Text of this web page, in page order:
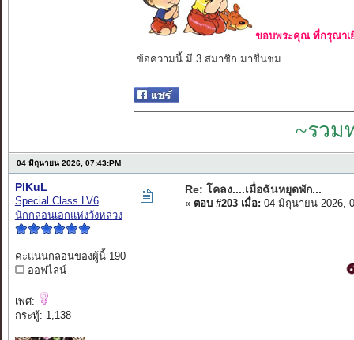
ขอบพระคุณ ที่กรุณาเ
ข้อความนี้ มี 3 สมาชิก มาชื่นชม
~รวม
04 มิถุนายน 2026, 07:43:PM
PIKuL
Special Class LV6
นักกลอนเอกแห่งวังหลวง
คะแนนกลอนของผู้นี้ 190
ออฟไลน์
เพศ:
กระทู้: 1,138
Re: โคลง....เมื่อฉันหยุดพัก...
« ตอบ #203 เมื่อ: 04 มิถุนายน 2026,